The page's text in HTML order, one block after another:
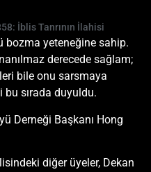
İblis Tanrının İlahisi
bozma yeteneğine sahip.
derecede sağlam;
bile onu sarsmaya
bu sırada duyuldu.
Derneği Başkanı Hong
diğer üyeler, Dekan